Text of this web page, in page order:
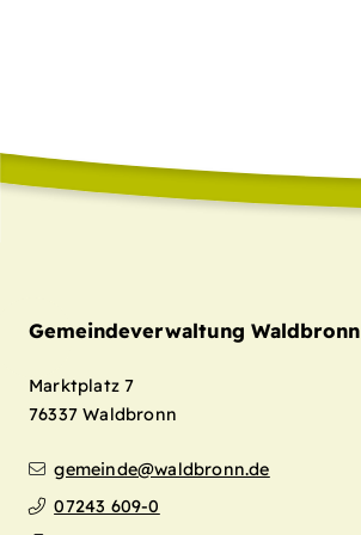
Gemeindeverwaltung Waldbronn
Marktplatz 7
76337 Waldbronn
gemeinde@waldbronn.de
07243 609-0